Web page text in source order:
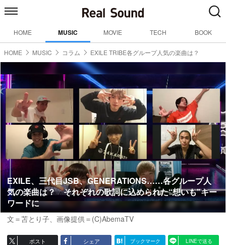
HOME MUSIC MOVIE TECH BOOK
HOME MUSIC コラム EXILE TRIBE各グループ人気の楽曲は？
EXILE、三代目JSB、GENERATIONS……各グループ人
気の楽曲は？ それぞれの歌詞に込められた“想いも”キー
ワードに
文＝苫とり子、画像提供＝(C)AbemaTV
ポスト シェア ブックマーク LINEで送る